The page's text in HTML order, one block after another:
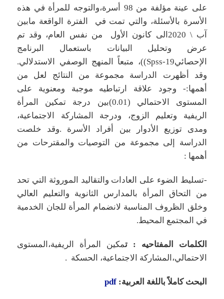
على عينة مؤلفة من 98 أسرة،والتوجه للمرأة في هذه
الأسرة بالأسئلة، والتي تمت في الفترة الواقعة مابين
آب \ 2020الى كانون الأول من نفس العام، وقد تم
عرض وتحليل البيانات باستعمال البرنامج
الإحصائيSpss-19))، متبعاً المنهج الوصفي الاستدلالي.
وقد أظهرت الدراسة مجموعة من النتائج لعل من
أهمها:- وجود علاقة ارتباطيه موجبة ومعنوية على
المستوى الاحتمالي (0.01)بين درجة تمكين المرأة
الريفية وتعليم الزوج، ودرجة المشاركة الاجتماعية،
ومدى توزيع الأدوار بين أفراد الأسرة .وقد خلصت
الدراسة إلى مجموعة من التوصيات والمقترحات من
أهمها :
-تسليط الضوء على العادات والتقاليد الموروثة التي تحد
من التحاق المرأة بالمدارس الثانوية والتعليم العالي
وخلق الظروف المناسبة لانضمام المرأة للجان الخدمية
في المجتمع المحيط.
الكلمات المفتاحيه : تمكين المرأة الريفية،المستوى
الاحتمالي،المشاركة الاجتماعية، الحسكة .
البحث كاملاً باللغة العربية:pdf